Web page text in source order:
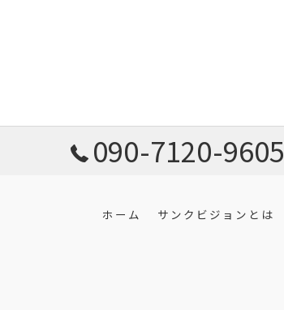
090-7120-9605
ホーム サンクビジョンとは